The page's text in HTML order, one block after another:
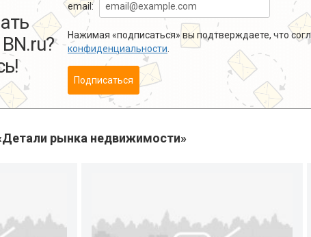
email:
Нажимая «подписаться» вы подтверждаете, что
конфиденциальности
Подписаться
рынка недвижимости»